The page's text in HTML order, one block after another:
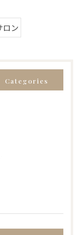
ロン
Categories